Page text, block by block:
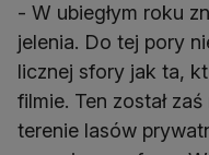
- W ubiegłym roku
jelenia. Do tej pory
licznej sfory jak ta,
filmie. Ten został
terenie lasów